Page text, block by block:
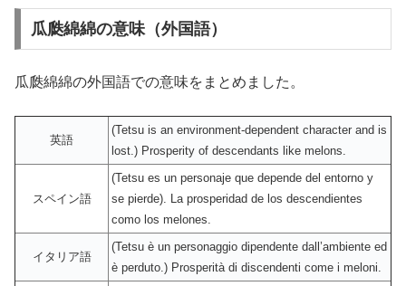
瓜瓞綿綿の意味（外国語）
瓜瓞綿綿の外国語での意味をまとめました。
英語
(Tetsu is an environment-dependent character and is
lost.) Prosperity of descendants like melons.
スペイン語
(Tetsu es un personaje que depende del entorno y
se pierde). La prosperidad de los descendientes
como los melones.
イタリア語
(Tetsu è un personaggio dipendente dall’ambiente ed
è perduto.) Prosperità di discendenti come i meloni.